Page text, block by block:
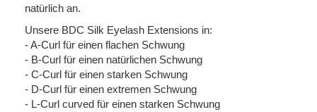
natürlich an.
Unsere BDC Silk Eyelash Extensions in:
- A-Curl für einen flachen Schwung
- B-Curl für einen natürlichen Schwung
- C-Curl für einen starken Schwung
- D-Curl für einen extremen Schwung
- L-Curl curved für einen starken Schwung